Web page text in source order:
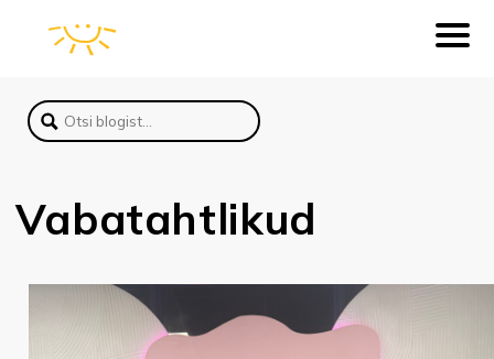
Vabatahtlikud